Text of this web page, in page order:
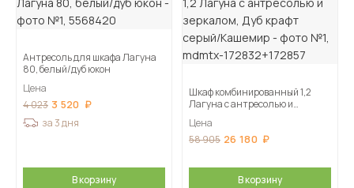
Антресоль для шкафа Лагуна
80, белый/дуб юкон
Цена
4 023 3 520
за 3 дня
В корзину
Шкаф комбинированный 1,2
Лагуна с антресолью и
Кашемир
Цена
58 905 26 180
В корзину